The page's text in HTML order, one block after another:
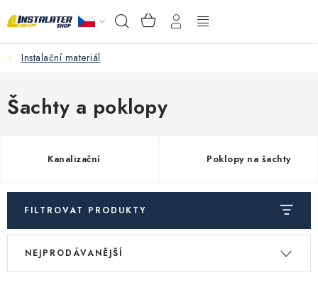
na
Hledat NÁKUPNÍ
KOŠÍK
Podlahové vytápění
Ventily a armatury
VELKOOBCHOD
PORADŇA
Instalační materiál
Šachty a poklopy
Kanalizační Poklopy na šachty
FILTROVAT PRODUKTY
V
Ř
NEJPRODÁVANĚJŠÍ